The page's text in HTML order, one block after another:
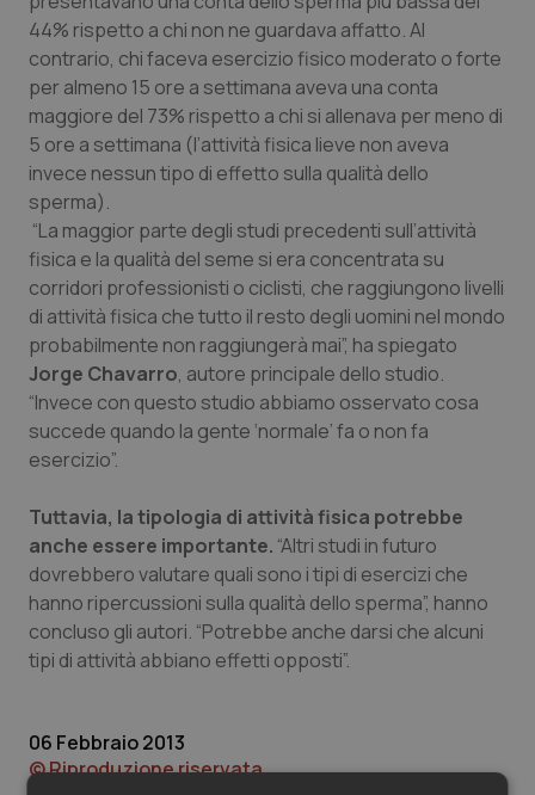
Sardegna
Sicilia
Toscana
Umbria
Valle D’Aosta
Veneto
Malattia di Crohn & Rettocolite Ulcerosa
Neuroscienze & patologie neurodegenerative
Obesità
Oftalmologia
Oncodermatologia
Oncoematologia
Oncologia & Nutrizione
Psoriasi & pelle
Quotidiano Cardiologia
Quotidiano Chirurgia
Quotidiano Oncologia
Rene & patologie urogenitali
44% rispetto a chi non ne guardava affatto. Al
contrario, chi faceva esercizio fisico moderato o forte
per almeno 15 ore a settimana aveva una conta
maggiore del 73% rispetto a chi si allenava per meno di
5 ore a settimana (l’attività fisica lieve non aveva
invece nessun tipo di effetto sulla qualità dello
sperma).
“La maggior parte degli studi precedenti sull’attività
fisica e la qualità del seme si era concentrata su
corridori professionisti o ciclisti, che raggiungono livelli
di attività fisica che tutto il resto degli uomini nel mondo
probabilmente non raggiungerà mai”, ha spiegato
Jorge Chavarro, autore principale dello studio.
“Invece con questo studio abbiamo osservato cosa
succede quando la gente ‘normale’ fa o non fa
esercizio”.
Tuttavia, la tipologia di attività fisica potrebbe
anche essere importante. “Altri studi in futuro
dovrebbero valutare quali sono i tipi di esercizi che
hanno ripercussioni sulla qualità dello sperma”, hanno
concluso gli autori. “Potrebbe anche darsi che alcuni
tipi di attività abbiano effetti opposti”.
06 Febbraio 2013
© Riproduzione riservata